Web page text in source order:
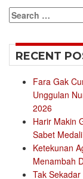
Search
for:
RECENT
Fara Gak
Unggulan
2026
Harir Makin
Sabet
Ketekunan
Menambah
Tak